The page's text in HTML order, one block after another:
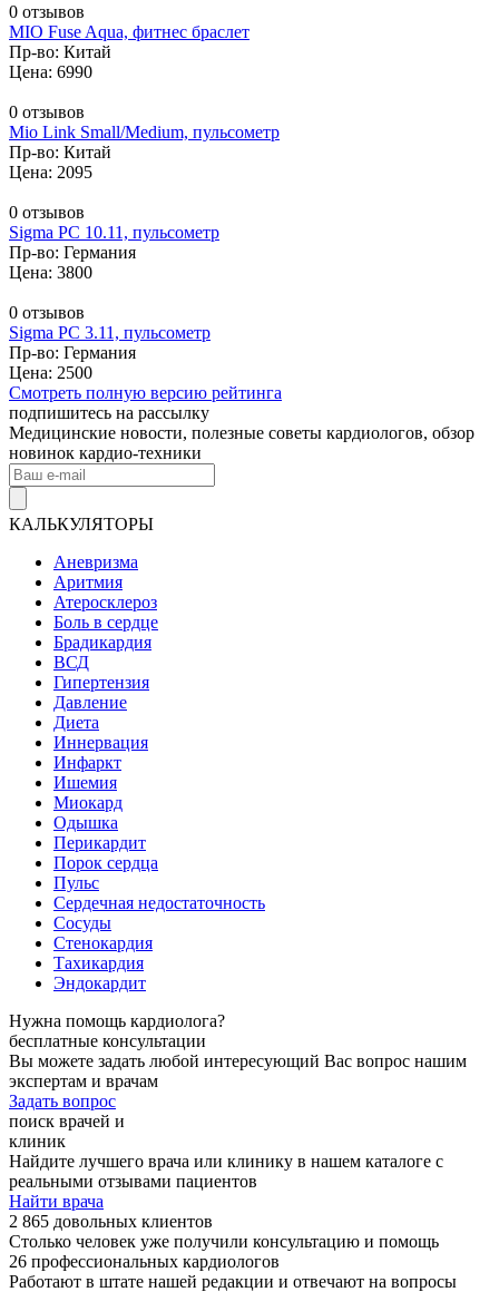
0 отзывов
MIO Fuse Aqua, фитнес браслет
Пр-во: Китай
Цена: 6990
0 отзывов
Mio Link Small/Medium, пульсометр
Пр-во: Китай
Цена: 2095
0 отзывов
Sigma PC 10.11, пульсометр
Пр-во: Германия
Цена: 3800
0 отзывов
Sigma PC 3.11, пульсометр
Пр-во: Германия
Цена: 2500
Смотреть полную версию рейтинга
подпишитесь на рассылку
Медицинские новости, полезные советы кардиологов, обзор
новинок кардио-техники
КАЛЬКУЛЯТОРЫ
Аневризма
Аритмия
Атеросклероз
Боль в сердце
Брадикардия
ВСД
Гипертензия
Давление
Диета
Иннервация
Инфаркт
Ишемия
Миокард
Одышка
Перикардит
Порок сердца
Пульс
Сердечная недостаточность
Сосуды
Стенокардия
Тахикардия
Эндокардит
Нужна помощь кардиолога?
бесплатные консультации
Вы можете задать любой интересующий Вас вопрос нашим
экспертам и врачам
Задать вопрос
поиск врачей и
клиник
Найдите лучшего врача или клинику в нашем каталоге с
реальными отзывами пациентов
Найти врача
2 865 довольных клиентов
Столько человек уже получили консультацию и помощь
26 профессиональных кардиологов
Работают в штате нашей редакции и отвечают на вопросы